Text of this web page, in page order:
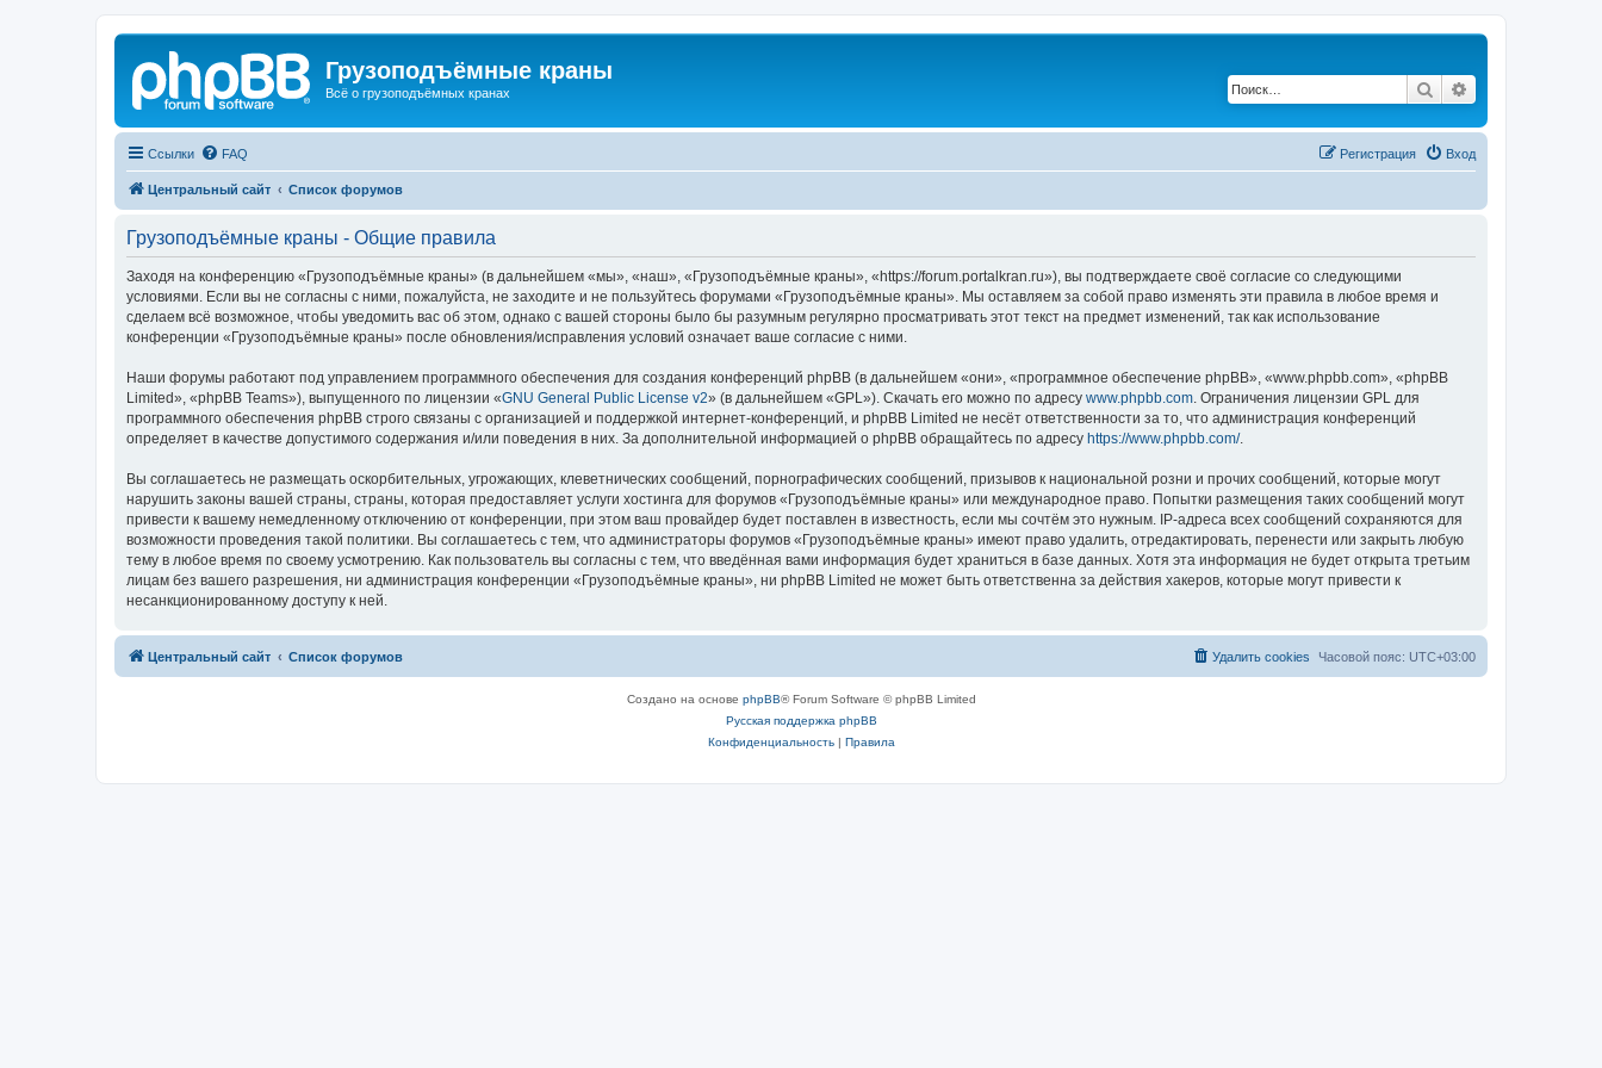
Грузоподъёмные краны
Всё о грузоподъёмных кранах Поиск
Ссылки FAQ Вход
Регистрация
Центральный сайт Список форумов
Грузоподъёмные краны - Общие правила
Заходя на конференцию «Грузоподъёмные краны» (в дальнейшем «мы», «наш», «Грузоподъёмные краны», «https://forum.portalkran.ru»), вы подтверждаете своё согласие со следующими
условиями. Если вы не согласны с ними, пожалуйста, не заходите и не пользуйтесь форумами «Грузоподъёмные краны». Мы оставляем за собой право изменять эти правила в любое время и
сделаем всё возможное, чтобы уведомить вас об этом, однако с вашей стороны было бы разумным регулярно просматривать этот текст на предмет изменений, так как использование
конференции «Грузоподъёмные краны» после обновления/исправления условий означает ваше согласие с ними.
Наши форумы работают под управлением программного обеспечения для создания конференций phpBB (в дальнейшем «они», «программное обеспечение phpBB», «www.phpbb.com», «phpBB
Limited», «phpBB Teams»), выпущенного по лицензии «GNU General Public License v2» (в дальнейшем «GPL»). Скачать его можно по адресу www.phpbb.com . Ограничения лицензии GPL для
программного обеспечения phpBB строго связаны с организацией и поддержкой интернет-конференций, и phpBB Limited не несёт ответственности за то, что администрация конференций
определяет в качестве допустимого содержания и/или поведения в них. За дополнительной информацией о phpBB обращайтесь по адресу https://www.phpbb.com/.
Вы соглашаетесь не размещать оскорбительных, угрожающих, клеветнических сообщений, порнографических сообщений, призывов к национальной розни и прочих сообщений, которые могут
нарушить законы вашей страны, страны, которая предоставляет услуги хостинга для форумов «Грузоподъёмные краны» или международное право. Попытки размещения таких сообщений могут
привести к вашему немедленному отключению от конференции, при этом ваш провайдер будет поставлен в известность, если мы сочтём это нужным. IP-адреса всех сообщений сохраняются для
возможности проведения такой политики. Вы соглашаетесь с тем, что администраторы форумов «Грузоподъёмные краны» имеют право удалить, отредактировать, перенести или закрыть любую
тему в любое время по своему усмотрению. Как пользователь вы согласны с тем, что введённая вами информация будет храниться в базе данных. Хотя эта информация не будет открыта третьим
лицам без вашего разрешения, ни администрация конференции «Грузоподъёмные краны», ни phpBB Limited не может быть ответственна за действия хакеров, которые могут привести к
несанкционированному доступу к ней.
Центральный сайт Список форумов Часовой пояс: UTC+03:00
Удалить cookies
Создано на основе phpBB® Forum Software © phpBB Limited
Русская поддержка phpBB
Конфиденциальность| Правила